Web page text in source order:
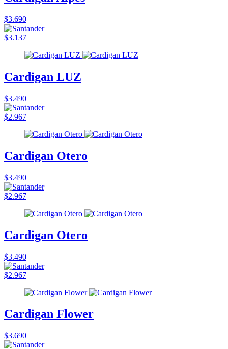
$3.690
$3.137
Cardigan LUZ
$3.490
$2.967
Cardigan Otero
$3.490
$2.967
Cardigan Otero
$3.490
$2.967
Cardigan Flower
$3.690